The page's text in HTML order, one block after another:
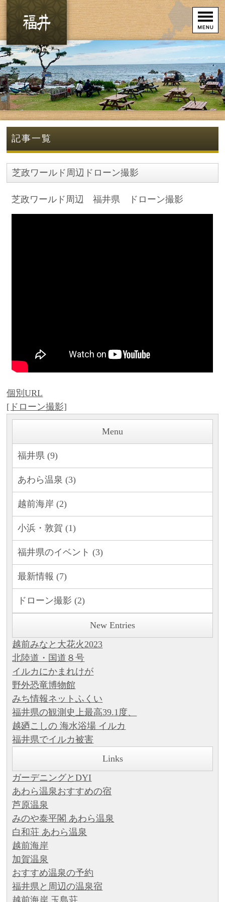
記事一覧
芝政ワールド周辺ドローン撮影
芝政ワールド周辺 福井県 ドローン撮影
個別URL
[ドローン撮影]
Menu
福井県 (9)
あわら温泉 (3)
越前海岸 (2)
小浜・敦賀 (1)
福井県のイベント (3)
最新情報 (7)
ドローン撮影 (2)
New Entries
越前みなと大花火2023
北陸道・国道８号
イルカにかまれけが
野外恐竜博物館
みち情報ネットふくい
福井県の観測史上最高39.1度、
越廼こしの 海水浴場 イルカ
福井県でイルカ被害
Links
ガーデニングとDYI
あわら温泉おすすめの宿
芦原温泉
みのや泰平閣 あわら温泉
白和荘 あわら温泉
越前海岸
加賀温泉
おすすめ温泉の予約
福井県と周辺の温泉宿